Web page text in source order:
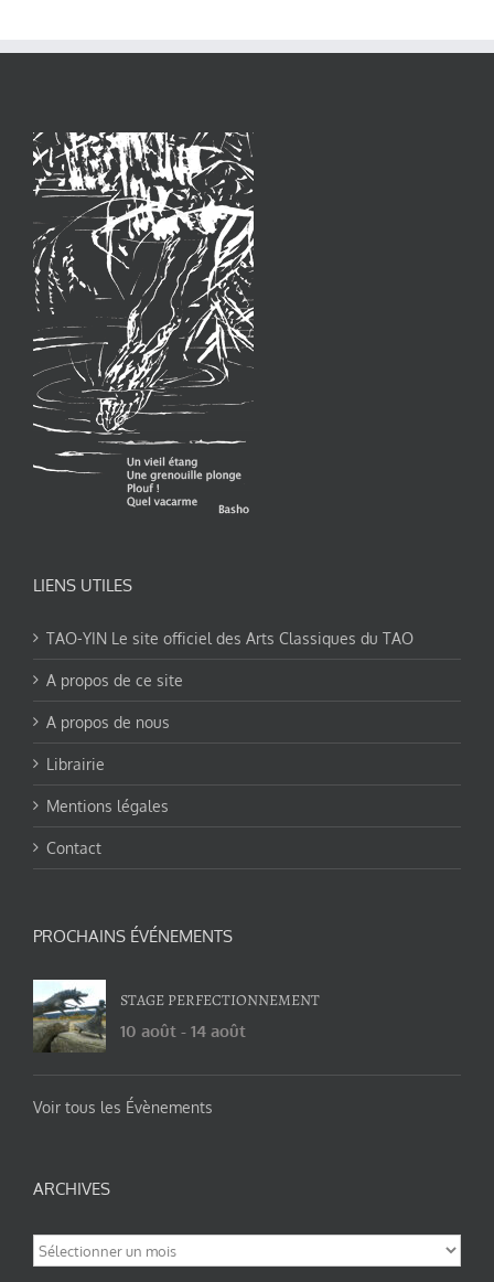
LIENS UTILES
TAO-YIN Le site officiel des Arts Classiques du TAO
A propos de ce site
A propos de nous
Librairie
Mentions légales
Contact
PROCHAINS ÉVÉNEMENTS
STAGE PERFECTIONNEMENT
10 août - 14 août
Voir tous les Évènements
ARCHIVES
Archives